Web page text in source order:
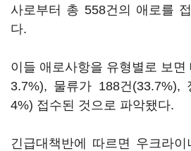
사로부터 총 558건의 애로를
다.
이들 애로사항을 유형별로 보
3.7%), 물류가 188건(33.7%),
4%) 접수된 것으로 파악됐다.
긴급대책반에 따르면 우크라